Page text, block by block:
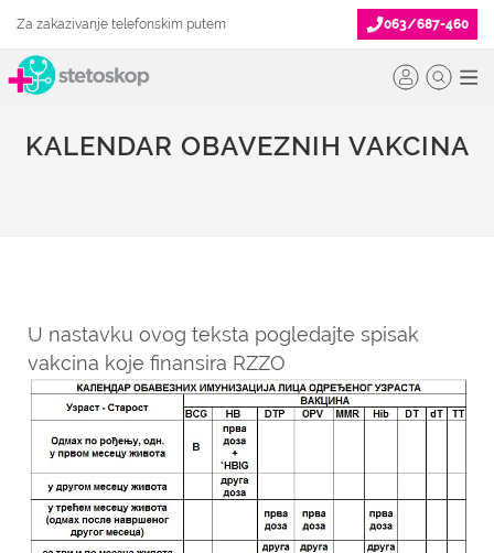
Za zakazivanje telefonskim putem 063/687-460
KALENDAR OBAVEZNIH VAKCINA
U nastavku ovog teksta pogledajte spisak
vakcina koje finansira RZZO